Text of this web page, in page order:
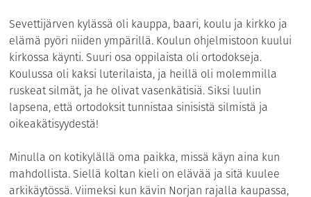
Sevettijärven kylässä oli kauppa, baari, koulu ja kirkko ja
elämä pyöri niiden ympärillä. Koulun ohjelmistoon kuului
kirkossa käynti. Suuri osa oppilaista oli ortodokseja.
Koulussa oli kaksi luterilaista, ja heillä oli molemmilla
ruskeat silmät, ja he olivat vasenkätisiä. Siksi luulin
lapsena, että ortodoksit tunnistaa sinisistä silmistä ja
oikeakätisyydestä!
Minulla on kotikylällä oma paikka, missä käyn aina kun
mahdollista. Siellä koltan kieli on elävää ja sitä kuulee
arkikäytössä. Viimeksi kun kävin Norjan rajalla kaupassa,